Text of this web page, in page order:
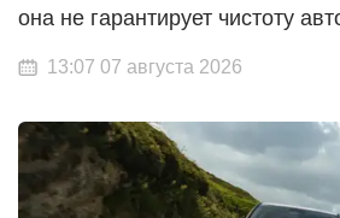
она не гарантирует чистоту
13:07 07 августа 2026